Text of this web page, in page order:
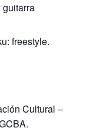
freestyle.
Cultural –